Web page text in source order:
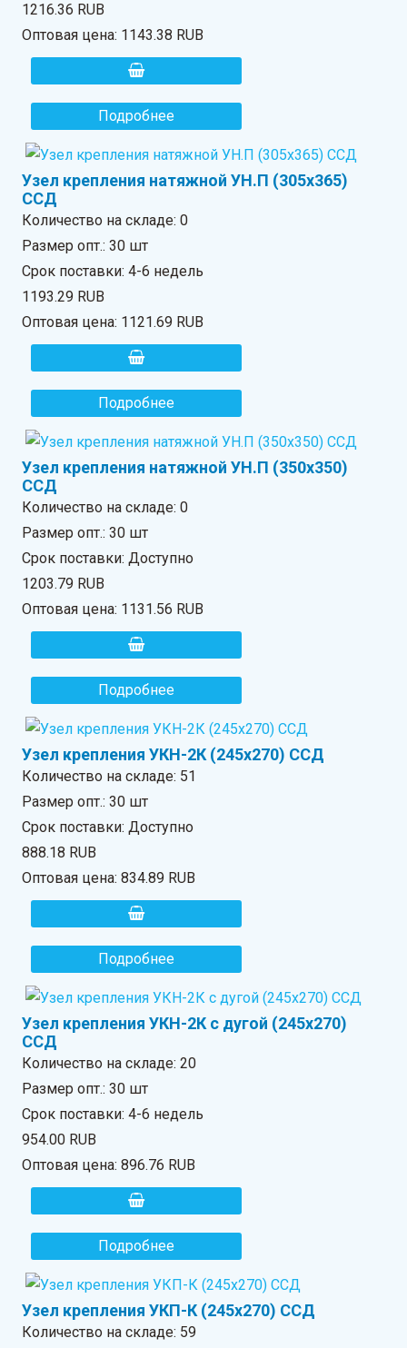
1216.36 RUB
Оптовая цена: 1143.38 RUB
Подробнее
Узел крепления натяжной УН.П (305х365)
ССД
Количество на складе:0
Размер опт.: 30 шт
Срок поставки: 4-6 недель
1193.29 RUB
Оптовая цена: 1121.69 RUB
Подробнее
Узел крепления натяжной УН.П (350х350)
ССД
Количество на складе:0
Размер опт.: 30 шт
Срок поставки: Доступно
1203.79 RUB
Оптовая цена: 1131.56 RUB
Подробнее
Узел крепления УКН-2К (245х270) ССД
Количество на складе: 51
Размер опт.: 30 шт
Срок поставки: Доступно
888.18 RUB
Оптовая цена:834.89 RUB
Подробнее
Узел крепления УКН-2К с дугой (245х270)
ССД
Количество на складе:20
Размер опт.: 30 шт
Срок поставки: 4-6 недель
954.00 RUB
Оптовая цена:896.76 RUB
Подробнее
Узел крепления УКП-К (245х270) ССД
Количество на складе: 59